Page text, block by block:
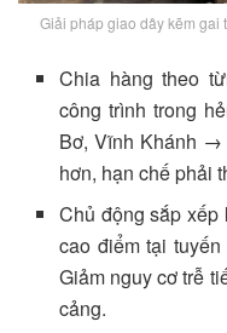
Giải pháp giao dây kẽm gai
Chia hàng theo
công trình trong
Bơ, Vĩnh Khánh →
hơn, hạn chế phải
Chủ động sắp xếp
cao điểm tại
Giảm nguy cơ trễ
cảng.